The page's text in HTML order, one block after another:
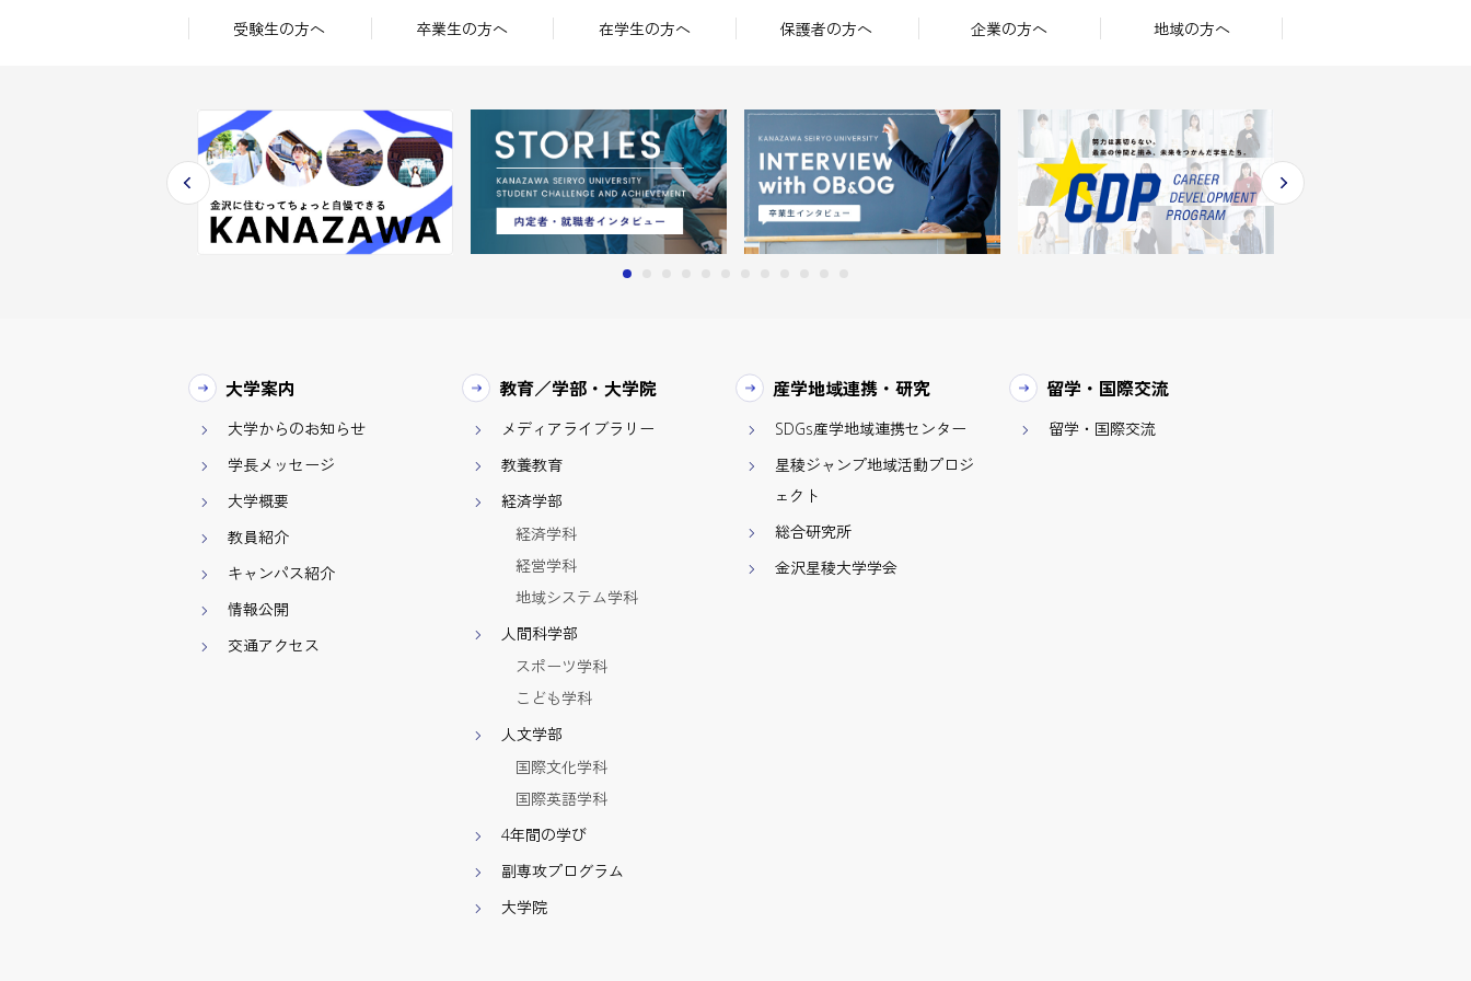
受験生の方へ 卒業生の方へ 在学生の方へ 保護者の方へ 企業の方へ 地域の方へ
大学案内
大学からのお知らせ
学長メッセージ
大学概要
教員紹介
キャンパス紹介
情報公開
交通アクセス
教育／学部・大学院
メディアライブラリー
教養教育
経済学部
経済学科
経営学科
地域システム学科
人間科学部
スポーツ学科
こども学科
人文学部
国際文化学科
国際英語学科
4年間の学び
副専攻プログラム
大学院
産学地域連携・研究
SDGs産学地域連携センター
星稜ジャンプ地域活動プロジ
ェクト
総合研究所
金沢星稜大学学会
留学・国際交流
留学・国際交流